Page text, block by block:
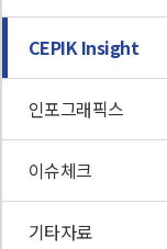
이슈
기타자
CEPIK Insight
인포그래픽스
이슈체크
기타자료